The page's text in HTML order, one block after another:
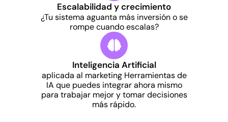
Escalabilidad y crecimiento
¿Tu sistema aguanta más inversión o se
rompe cuando escalas?
Inteligencia Artificial
aplicada al marketing Herramientas de
IA que puedes integrar ahora mismo
para trabajar mejor y tomar decisiones
más rápido.